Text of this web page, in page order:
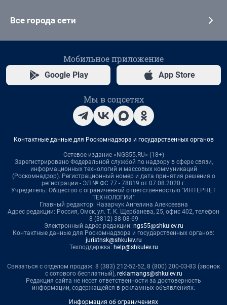
Все города сети
Мобильное приложение
Google Play App Store
Мы в соцсетях
Контактные данные для Роскомнадзора и государственных органов
Сетевое издание «NGS55.RU» (18+)
Зарегистрировано Федеральной службой по надзору в сфере связи,
информационных технологий и массовых коммуникаций
(Роскомнадзор). Регистрационный номер и дата принятия решения о
регистрации - ЭЛ № ФС 77 - 78819 от 07.08.2020 г.
Учредитель: Общество с ограниченной ответственностью "ИНТЕРНЕТ
ТЕХНОЛОГИИ"
Главный редактор: Назарчук Ангелина Алексеевна
Адрес редакции: Россия, Омск, ул. Т. К. Щербанева, 25, офис 402, телефон
8 (3812) 38-08-69
Электронный адрес редакции: ngs55@shkulev.ru
Контактные данные для Роскомнадзора и государственных органов:
juristnsk@shkulev.ru
Техподдержка: help@shkulev.ru
Связаться с отделом продаж: 8 (383) 212-52-52, 8 (800) 200-03-83 (звонок
с сотового бесплатный), reklamangs@shkulev.ru
Редакция сайта не несет ответственности за достоверность
информации, содержащейся в рекламных объявлениях.
Информация об ограничениях